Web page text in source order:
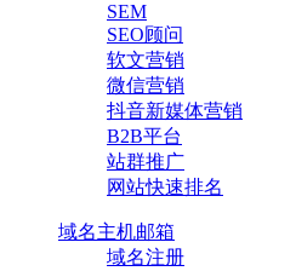
SEM
SEO顾问
软文营销
微信营销
抖音新媒体营销
B2B平台
站群推广
网站快速排名
域名主机邮箱
域名注册